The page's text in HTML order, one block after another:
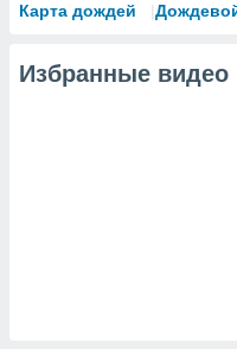
Карта дождей
Избранные видео